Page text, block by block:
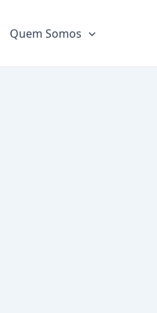
Quem Somos